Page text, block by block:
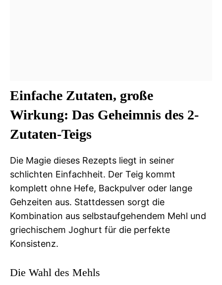
Einfache Zutaten, große
Wirkung: Das Geheimnis des 2-
Zutaten-Teigs
Die Magie dieses Rezepts liegt in seiner
schlichten Einfachheit. Der Teig kommt
komplett ohne Hefe, Backpulver oder lange
Gehzeiten aus. Stattdessen sorgt die
Kombination aus selbstaufgehendem Mehl und
griechischem Joghurt für die perfekte
Konsistenz.
Die Wahl des Mehls